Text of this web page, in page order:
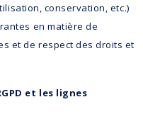
conservation, etc.)
en matière de
et de respect des droits et
et les lignes